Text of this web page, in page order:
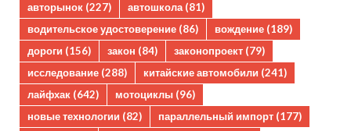
авторынок (227) автошкола(81)
водительское удостоверение (86) вождение (189)
дороги (156) закон (84) законопроект (79)
исследование (288) китайские автомобили (241)
лайфхак (642) мотоциклы (96)
новые технологии (82) параллельный импорт (177)